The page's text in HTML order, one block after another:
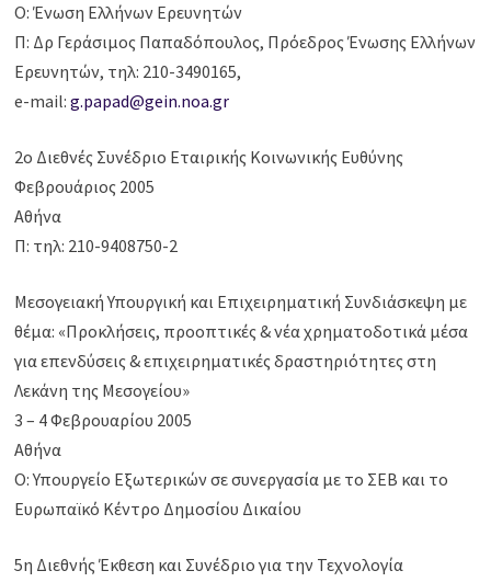
Ο: Ένωση Ελλήνων Ερευνητών
Π: Δρ Γεράσιμος Παπαδόπουλος, Πρόεδρος Ένωσης Ελλήνων
Ερευνητών, τηλ: 210-3490165,
e-mail:g.papad@gein.noa.gr
2ο Διεθνές Συνέδριο Εταιρικής Κοινωνικής Ευθύνης
Φεβρουάριος 2005
Αθήνα
Π: τηλ: 210-9408750-2
Μεσογειακή Υπουργική και Επιχειρηματική Συνδιάσκεψη με
θέμα: «Προκλήσεις, προοπτικές & νέα χρηματοδοτικά μέσα
για επενδύσεις & επιχειρηματικές δραστηριότητες στη
Λεκάνη της Μεσογείου»
3 – 4 Φεβρουαρίου 2005
Αθήνα
Ο: Υπουργείο Εξωτερικών σε συνεργασία με το ΣΕΒ και το
Ευρωπαϊκό Κέντρο Δημοσίου Δικαίου
5η Διεθνής Έκθεση και Συνέδριο για την Τεχνολογία